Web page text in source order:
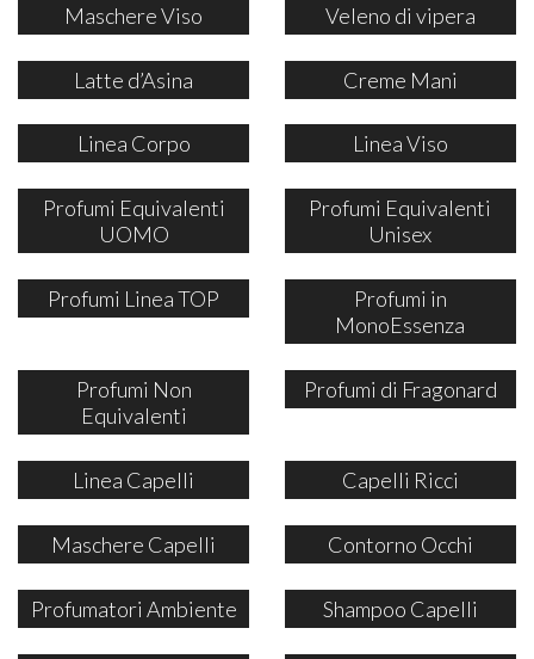
Maschere Viso Veleno di vipera
Latte d’Asina Creme Mani
Linea Corpo Linea Viso
Profumi Equivalenti
UOMO
Profumi Equivalenti
Unisex
Profumi Linea TOP
Profumi in
MonoEssenza
Profumi Non
Equivalenti
Profumi di Fragonard
Linea Capelli Capelli Ricci
Maschere Capelli Contorno Occhi
Profumatori Ambiente Shampoo Capelli